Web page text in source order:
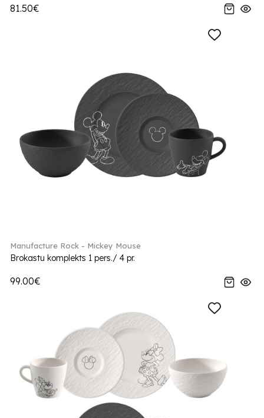
81.50€
Manufacture Rock - Mickey Mouse
Brokastu komplekts 1 pers./ 4 pr.
99.00€